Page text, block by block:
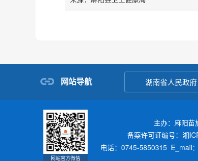
网站导航 湖南省人民政府
网站官方微信
主办：麻阳
备案许可证编号：湘
电话：0745-5850315 E_mail